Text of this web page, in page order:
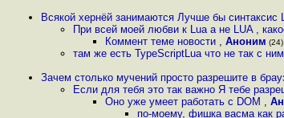
Всякой хернёй занимаются Лучше бы
При всей моей любви к Lua а не LUA ,
Коммент теме новости , Аноним
там же есть TypeScriptLua что не так с
Зачем столько мучений просто разрешите в
Если для тебя это так важно Я тебе
Оно уже умеет работать с DOM ,
по-моему, фишка васма как